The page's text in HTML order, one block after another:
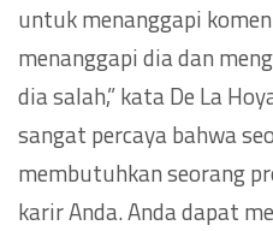
untuk menanggapi
menanggapi dia dan
dia salah,” kata De La
sangat percaya bahwa
membutuhkan seorang
karir Anda. Anda dapat